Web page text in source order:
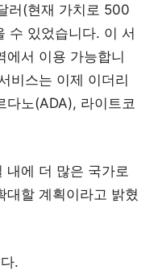
러(현재 가치로 500
수 있었습니다. 이 서
에서 이용 가능합니
비스는 이제 이더리
다노(ADA), 라이트코
내에 더 많은 국가로
대할 계획이라고 밝혔
.